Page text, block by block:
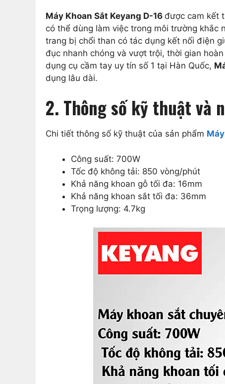
Máy Khoan Sắt Keyang D-16 được cam kết
có thể dùng làm việc trong môi trường khắc
trang bị chổi than có tác dụng kết nối điện
đục nhanh chóng và vượt trội, thời gian
dụng cụ cầm tay uy tín số 1 tại Hàn Quốc,
dụng lâu dài.
2. Thông số kỹ thuật và
Chi tiết thông số kỹ thuật của sản phẩm
Công suất: 700W
Tốc độ không tải: 850 vòng/phút
Khả năng khoan gỗ tối đa: 16mm
Khả năng khoan sắt tối đa: 36mm
Trọng lượng: 4.7kg